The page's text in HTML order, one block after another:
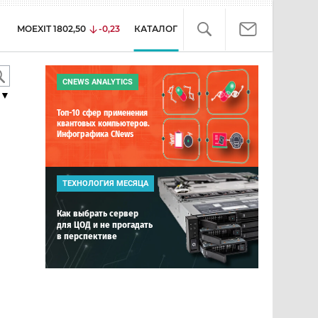
MOEXIT 1802,50 -0,23 КАТАЛОГ
CNEWS ANALYTICS
Топ-10 сфер применения
квантовых компьютеров.
Инфографика CNews
ТЕХНОЛОГИЯ МЕСЯЦА
Как выбрать сервер
для ЦОД и не прогадать
в перспективе